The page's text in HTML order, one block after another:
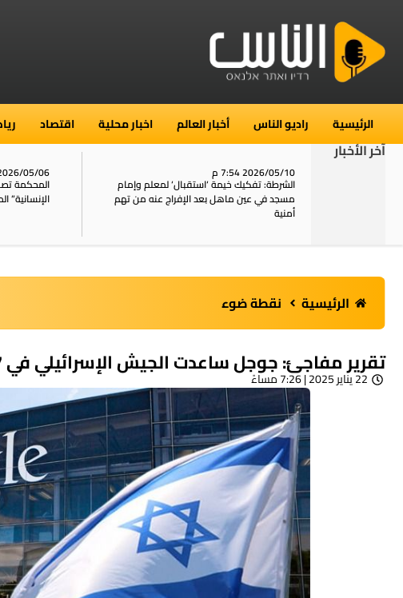
الرئيسية راديو الناس أخبار العالم اخبار محلية اقتصاد
آخر الأخبار
2026/05/10 7:54 م
الشرطة: تفكيك خيمة ‘استقبال‘ لمعلم وإمام
مسجد في عين ماهل بعد الإفراج عنه من تهم
أمنية
2026/05/06
المحكمة
الإنسانية”
الرئيسية نقطة ضوء
تقرير مفاجئ: جوجل ساعدت الجيش الإسرائيلي في 7 أكتوبر، موظفون اعترضوا وتم فصلهم
22 يناير 2025 | 7:26 مساءً